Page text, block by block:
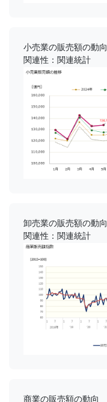
小売業の販売額の動向
関連性：関連統計
卸売業の販売額の動向
関連性：関連統計
商業の販売額の動向